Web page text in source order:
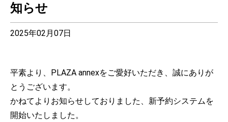
知らせ
2025年02月07日
平素より、PLAZA annexをご愛好いただき、誠にありが
とうございます。
かねてよりお知らせしておりました、新予約システムを
開始いたしました。